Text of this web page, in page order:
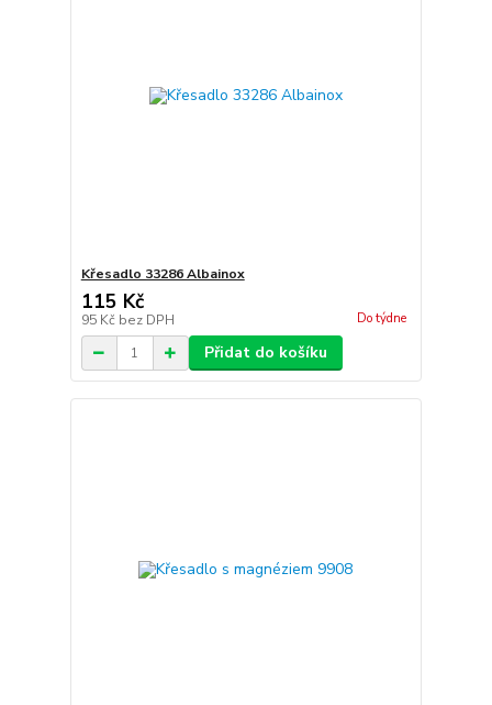
Křesadlo 33286 Albainox
115 Kč
95 Kč bez DPH Do týdne
Přidat do košíku